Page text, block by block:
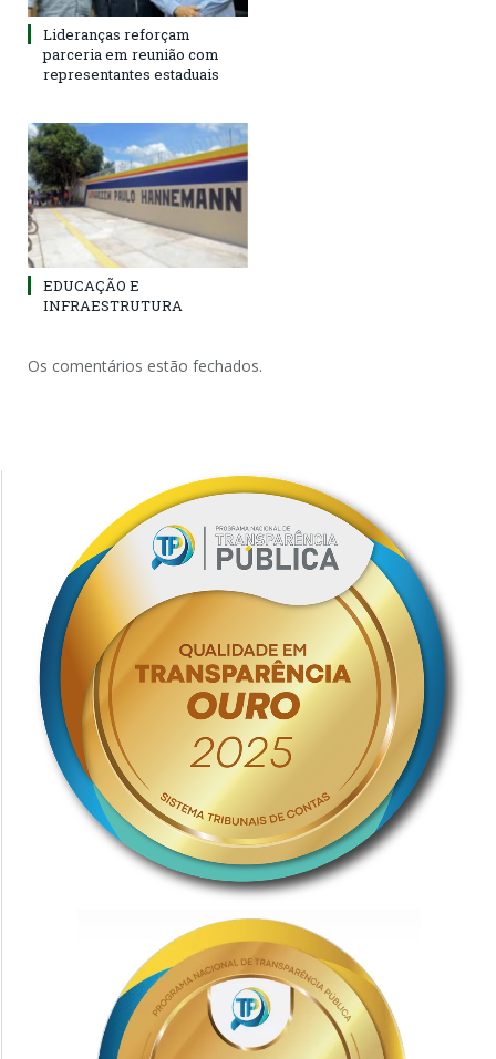
Lideranças reforçam
parceria em reunião com
representantes estaduais
EDUCAÇÃO E
INFRAESTRUTURA
Os comentários estão fechados.